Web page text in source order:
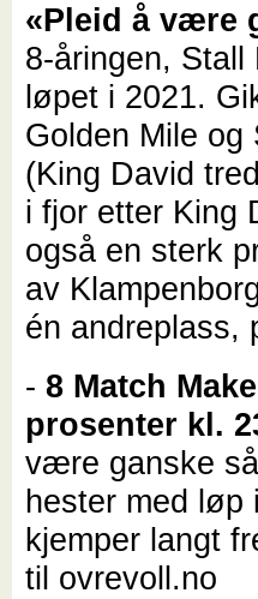
«Pleid å være
8-åringen, Stall
løpet i 2021.
Golden Mile og
(King David
i fjor etter King
også en sterk
av
én andreplass,
-8 Match
prosenter kl.
være ganske
hester med løp
kjemper langt
til ovrevoll.no